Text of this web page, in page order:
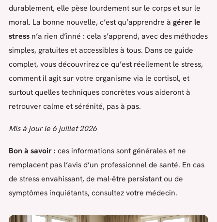
durablement, elle pèse lourdement sur le corps et sur le
moral. La bonne nouvelle, c’est qu’apprendre à gérer le
stress n’a rien d’inné : cela s’apprend, avec des méthodes
simples, gratuites et accessibles à tous. Dans ce guide
complet, vous découvrirez ce qu’est réellement le stress,
comment il agit sur votre organisme via le cortisol, et
surtout quelles techniques concrètes vous aideront à
retrouver calme et sérénité, pas à pas.
Mis à jour le 6 juillet 2026
Bon à savoir : ces informations sont générales et ne
remplacent pas l’avis d’un professionnel de santé. En cas
de stress envahissant, de mal-être persistant ou de
symptômes inquiétants, consultez votre médecin.